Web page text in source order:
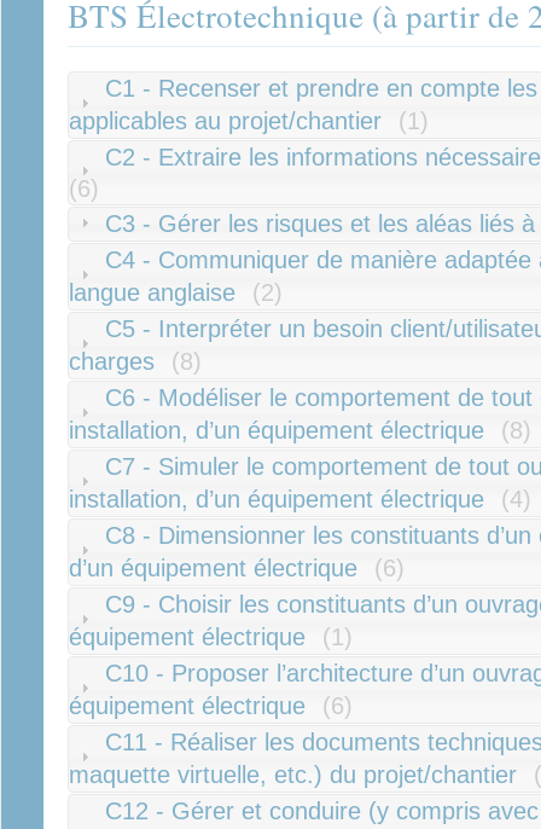
BTS Électrotechnique (à partir de
C1 - Recenser et prendre en compte
applicables au projet/chantier
(1)
C2 - Extraire les informations
(6)
C3 - Gérer les risques et les aléas liés
C4 - Communiquer de manière
langue anglaise
(2)
C5 - Interpréter un besoin client/
charges
(8)
C6 - Modéliser le comportement de tout
installation, d’un équipement électrique
(8)
C7 - Simuler le comportement de tout
installation, d’un équipement électrique
(4)
C8 - Dimensionner les constituants
d’un équipement électrique
(6)
C9 - Choisir les constituants d’un
équipement électrique
(1)
C10 - Proposer l’architecture d’un
équipement électrique
(6)
C11 - Réaliser les documents
maquette virtuelle, etc.) du projet/chantier
C12 - Gérer et conduire (y compris